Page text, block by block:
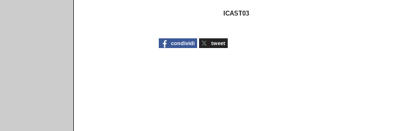
ICAST03
condividi tweet